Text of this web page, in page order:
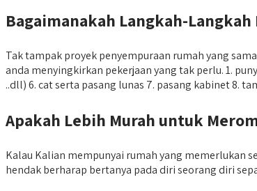
Bagaimanakah Langkah-Langkah
Tak tampak proyek penyempuraan rumah yang
anda menyingkirkan pekerjaan yang tak perlu. 1.
..dll) 6. cat serta pasang lunas 7. pasang kabinet 8.
Apakah Lebih Murah untuk
Kalau Kalian mempunyai rumah yang memerlukan
hendak berharap bertanya pada diri seorang diri